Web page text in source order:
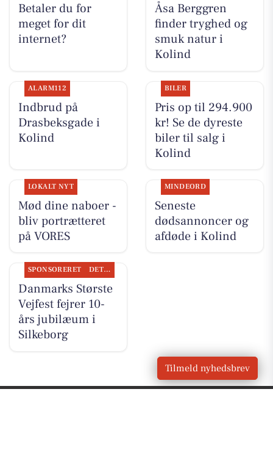
Betaler du for
meget for dit
internet?
Åsa Berggren
finder tryghed og
smuk natur i
Kolind
ALARM112
Indbrud på
Drasbeksgade i
Kolind
BILER
Pris op til 294.900
kr! Se de dyreste
biler til salg i
Kolind
LOKALT NYT
Mød dine naboer -
bliv portrætteret
på VORES
MINDEORD
Seneste
dødsannoncer og
afdøde i Kolind
SPONSORERET DET SKER
Danmarks Største
Vejfest fejrer 10-
års jubilæum i
Silkeborg
Tilmeld nyhedsbrev